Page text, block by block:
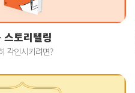
토리텔링
각인시키려면?